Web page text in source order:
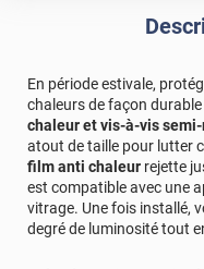
En période estivale,
chaleurs de façon
chaleur et vis-à-vis
atout de taille pour lutter
film anti chaleur rejette
est compatible avec une
vitrage. Une fois installé,
degré de luminosité tout